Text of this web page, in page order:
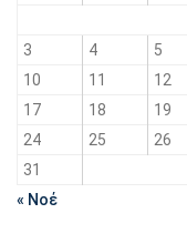
3
4 5
10
11 12
17
18 19
24
25 26
31
« Νοέ